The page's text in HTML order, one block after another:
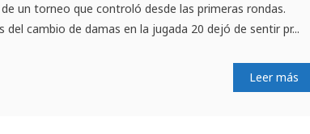
un torneo que controló desde las primeras rondas.
del cambio de damas en la jugada 20 dejó de sentir pr...
Leer más